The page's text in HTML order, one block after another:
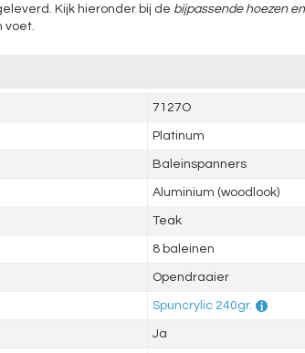
Kijk hieronder bij de bijpassende hoezen
voet.
7127O
Platinum
Baleinspanners
Aluminium (woodlook)
Teak
8 baleinen
Opendraaier
Spuncrylic 240gr.
Ja